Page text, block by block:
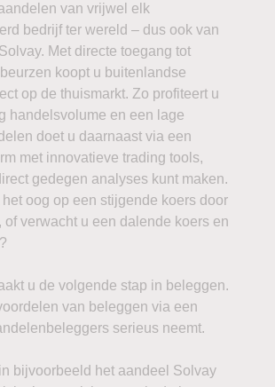
van vrijwel elk
bedrijf ter wereld – dus ook van
Met directe toegang tot
koopt u buitenlandse
op de thuismarkt. Zo profiteert u
handelsvolume en een lage
doet u daarnaast via een
met innovatieve trading tools,
gedegen analyses kunt maken.
het oog op een stijgende koers door
of verwacht u een dalende koers en
u de volgende stap in beleggen.
van beleggen via een
serieus neemt.
bijvoorbeeld het aandeel Solvay